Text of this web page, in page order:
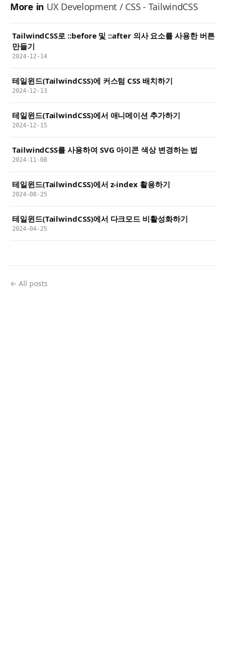
More in UX Development / CSS - TailwindCSS
TailwindCSS로 ::before 및 ::after 의사 요소를 사용한 버튼
만들기
2024-12-14
테일윈드(TailwindCSS)에 커스텀 CSS 배치하기
2024-12-13
테일윈드(TailwindCSS)에서 애니메이션 추가하기
2024-12-15
TailwindCSS를 사용하여 SVG 아이콘 색상 변경하는 법
2024-11-08
테일윈드(TailwindCSS)에서 z-index 활용하기
2024-08-25
테일윈드(TailwindCSS)에서 다크모드 비활성화하기
2024-04-25
← All posts